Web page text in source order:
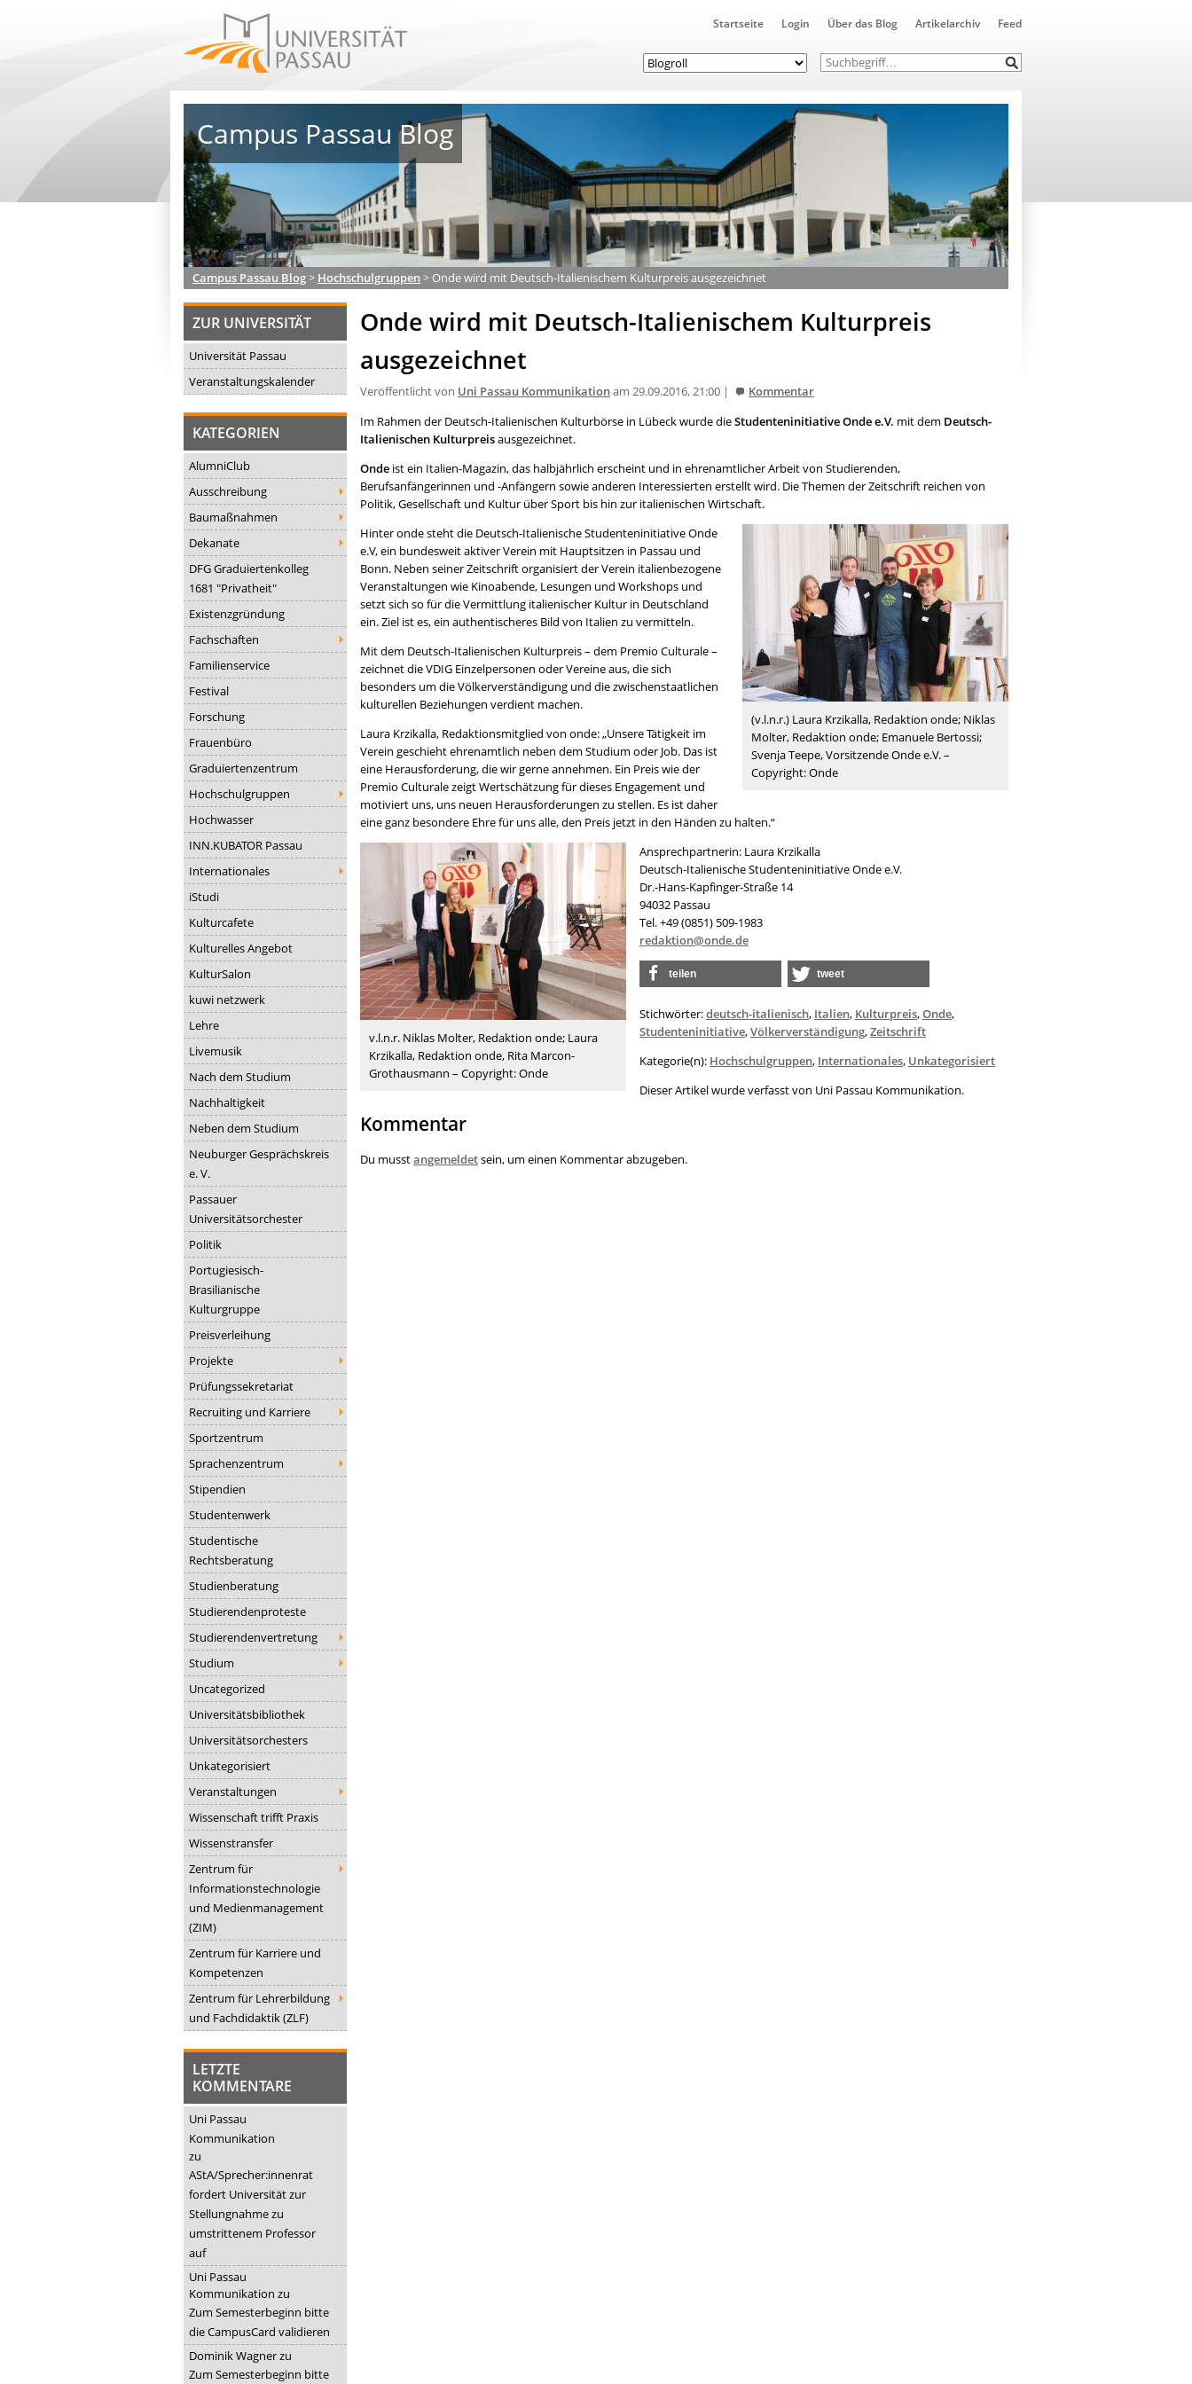
Startseite Login Über das Blog Artikelarchiv Feed
Campus Passau Blog
Campus Passau Blog> Hochschulgruppen> Onde wird mit Deutsch-Italienischem Kulturpreis ausgezeichnet
ZUR UNIVERSITÄT
Universität Passau
Veranstaltungskalender
KATEGORIEN
AlumniClub
Ausschreibung
Baumaßnahmen
Dekanate
DFG Graduiertenkolleg
1681 "Privatheit"
Existenzgründung
Fachschaften
Familienservice
Festival
Forschung
Frauenbüro
Graduiertenzentrum
Hochschulgruppen
Hochwasser
INN.KUBATOR Passau
Internationales
iStudi
Kulturcafete
Kulturelles Angebot
KulturSalon
kuwi netzwerk
Lehre
Livemusik
Nach dem Studium
Nachhaltigkeit
Neben dem Studium
Neuburger Gesprächskreis
e. V.
Passauer
Universitätsorchester
Politik
Portugiesisch-
Brasilianische
Kulturgruppe
Preisverleihung
Projekte
Prüfungssekretariat
Recruiting und Karriere
Sportzentrum
Sprachenzentrum
Stipendien
Studentenwerk
Studentische
Rechtsberatung
Studienberatung
Studierendenproteste
Studierendenvertretung
Studium
Uncategorized
Universitätsbibliothek
Universitätsorchesters
Unkategorisiert
Veranstaltungen
Wissenschaft trifft Praxis
Wissenstransfer
Zentrum für
Informationstechnologie
und Medienmanagement
(ZIM)
Zentrum für Karriere und
Kompetenzen
Zentrum für Lehrerbildung
und Fachdidaktik (ZLF)
LETZTE
KOMMENTARE
Uni Passau
Kommunikation
zu
AStA/Sprecher:innenrat
fordert Universität zur
Stellungnahme zu
umstrittenem Professor
auf
Uni Passau
Kommunikation zu
Zum Semesterbeginn bitte
die CampusCard validieren
Dominik Wagnerzu
Zum Semesterbeginn bitte
Onde wird mit Deutsch-Italienischem Kulturpreis
ausgezeichnet
Veröffentlicht von Uni Passau Kommunikationam 29.09.2016, 21:00 | Kommentar
Im Rahmen der Deutsch-Italienischen Kulturbörse in Lübeck wurde dieStudenteninitiative Onde e.V. mit dem Deutsch-
Italienischen Kulturpreisausgezeichnet.
Onde ist ein Italien-Magazin, das halbjährlich erscheint und in ehrenamtlicher Arbeit von Studierenden,
Berufsanfängerinnen und -Anfängern sowie anderen Interessierten erstellt wird. Die Themen der Zeitschrift reichen von
Politik, Gesellschaft und Kultur über Sport bis hin zur italienischen Wirtschaft.
(v.l.n.r.) Laura Krzikalla, Redaktion onde; Niklas
Molter, Redaktion onde; Emanuele Bertossi;
Svenja Teepe, Vorsitzende Onde e.V. –
Copyright: Onde
Hinter onde steht die Deutsch-Italienische Studenteninitiative Onde
e.V, ein bundesweit aktiver Verein mit Hauptsitzen in Passau und
Bonn. Neben seiner Zeitschrift organisiert der Verein italienbezogene
Veranstaltungen wie Kinoabende, Lesungen und Workshops und
setzt sich so für die Vermittlung italienischer Kultur in Deutschland
ein. Ziel ist es, ein authentischeres Bild von Italien zu vermitteln.
Mit dem Deutsch-Italienischen Kulturpreis – dem Premio Culturale –
zeichnet die VDIG Einzelpersonen oder Vereine aus, die sich
besonders um die Völkerverständigung und die zwischenstaatlichen
kulturellen Beziehungen verdient machen.
Laura Krzikalla, Redaktionsmitglied von onde: „Unsere Tätigkeit im
Verein geschieht ehrenamtlich neben dem Studium oder Job. Das ist
eine Herausforderung, die wir gerne annehmen. Ein Preis wie der
Premio Culturale zeigt Wertschätzung für dieses Engagement und
motiviert uns, uns neuen Herausforderungen zu stellen. Es ist daher
eine ganz besondere Ehre für uns alle, den Preis jetzt in den Händen zu halten.“
v.l.n.r. Niklas Molter, Redaktion onde; Laura
Krzikalla, Redaktion onde, Rita Marcon-
Grothausmann – Copyright: Onde
Ansprechpartnerin: Laura Krzikalla
Deutsch-Italienische Studenteninitiative Onde e.V.
Dr.-Hans-Kapfinger-Straße 14
94032 Passau
Tel. +49 (0851) 509-1983
redaktion@onde.de
teilen tweet
Stichwörter:deutsch-italienisch, Italien, Kulturpreis,Onde,
Studenteninitiative,Völkerverständigung,Zeitschrift
Kategorie(n): Hochschulgruppen, Internationales, Unkategorisiert
Dieser Artikel wurde verfasst von Uni Passau Kommunikation.
Kommentar
Du musstangemeldetsein, um einen Kommentar abzugeben.